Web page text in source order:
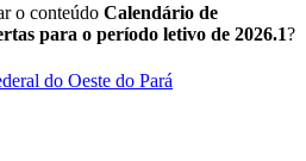
o conteúdo Calendário de
para o período letivo de 2026.1?